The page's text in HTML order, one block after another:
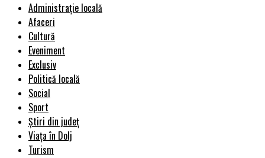
Administrație locală
Afaceri
Cultură
Eveniment
Exclusiv
Politică locală
Social
Sport
Știri din județ
Viața în Dolj
Turism